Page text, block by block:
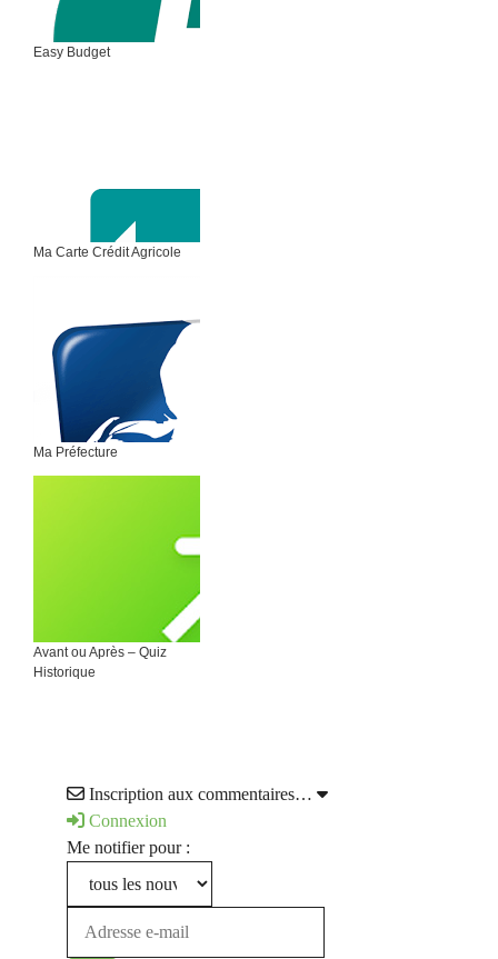
Easy Budget
Ma Carte Crédit Agricole
Ma Préfecture
Avant ou Après – Quiz
Historique
Inscription aux commentaires…
Connexion
Me notifier pour :